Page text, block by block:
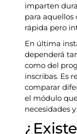
imparten
para
rápida pero
En última
dependerá
como del
inscribas. Es
comparar
el módulo
necesidades